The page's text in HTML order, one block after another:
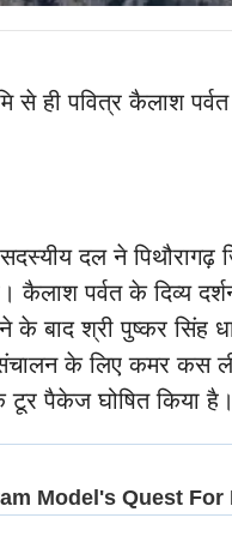
से ही पवित्र कैलाश
दल ने
पर्वत के दिव्य
बाद श्री पुष्कर सिंह
के लिए कमर कस
टूर पैकेज घोषित किया है।